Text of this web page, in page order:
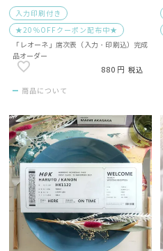
入力印刷付き
★20％OFFクーポン配布中★
「レオーネ」席次表（入力・印刷込）完成
品オーダー
880 税込
商品について